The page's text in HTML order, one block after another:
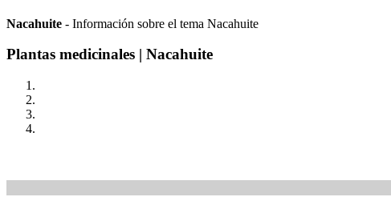
Nacahuite - Información sobre el tema Nacahuite
Plantas medicinales | Nacahuite